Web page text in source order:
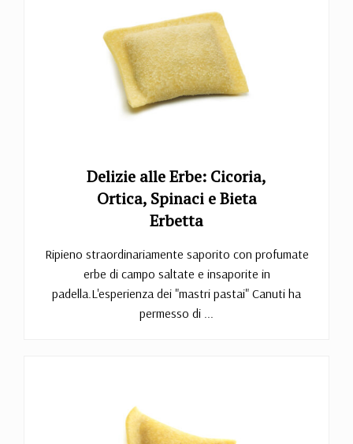
Delizie alle Erbe: Cicoria,
Ortica, Spinaci e Bieta
Erbetta
Ripieno straordinariamente saporito con profumate
erbe di campo saltate e insaporite in
padella.L'esperienza dei "mastri pastai" Canuti ha
permesso di ...